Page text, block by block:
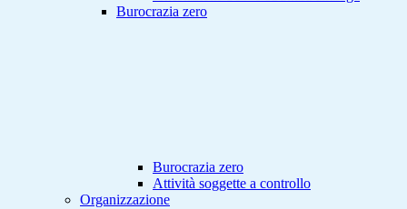
Burocrazia zero
Burocrazia zero
Attività soggette a controllo
Organizzazione